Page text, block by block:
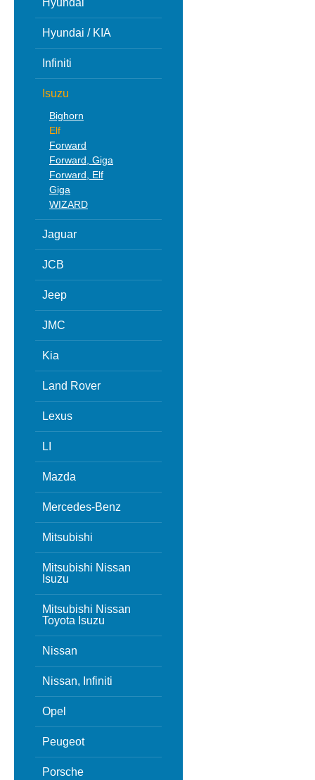
Hyundai
Hyundai / KIA
Infiniti
Isuzu
Bighorn
Elf
Forward
Forward, Giga
Forward, Elf
Giga
WIZARD
Jaguar
JCB
Jeep
JMC
Kia
Land Rover
Lexus
LI
Mazda
Mercedes-Benz
Mitsubishi
Mitsubishi Nissan
Isuzu
Mitsubishi Nissan
Toyota Isuzu
Nissan
Nissan, Infiniti
Opel
Peugeot
Porsche